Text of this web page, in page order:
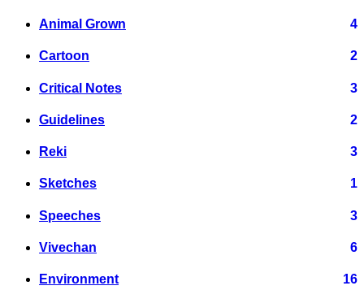
Animal Grown 4
Cartoon 2
Critical Notes 3
Guidelines 2
Reki 3
Sketches 1
Speeches 3
Vivechan 6
Environment 16